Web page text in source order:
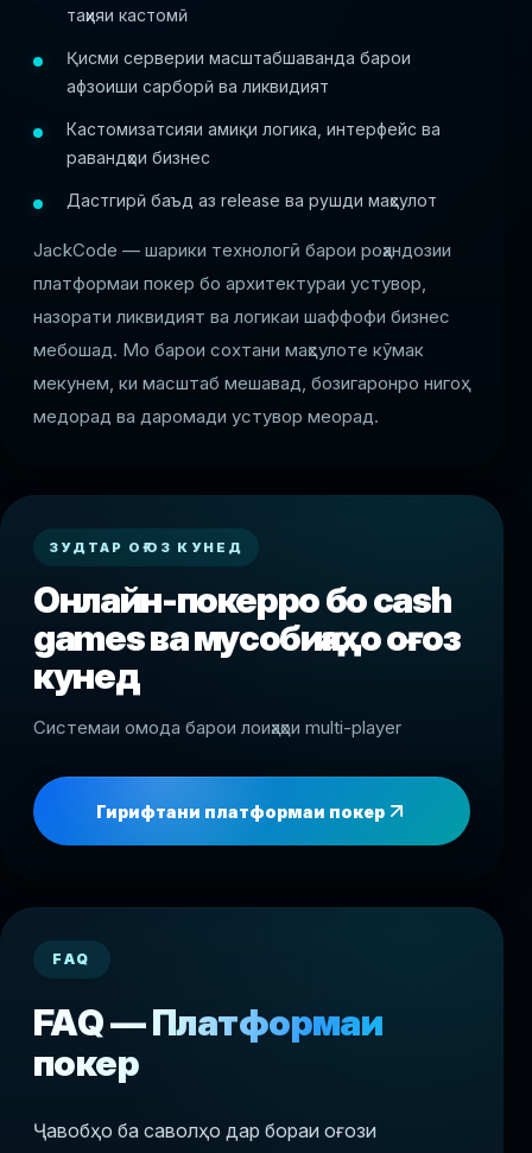
таҳияи кастомӣ
Қисми серверии масштабшаванда барои
афзоиши сарборӣ ва ликвидият
Кастомизатсияи амиқи логика, интерфейс ва
равандҳои бизнес
Дастгирӣ баъд аз release ва рушди маҳсулот
JackCode — шарики технологӣ барои роҳандозии
платформаи покер бо архитектураи устувор,
назорати ликвидият ва логикаи шаффофи бизнес
мебошад. Мо барои сохтани маҳсулоте кӯмак
мекунем, ки масштаб мешавад, бозигаронро нигоҳ
медорад ва даромади устувор меорад.
ЗУДТАР ОҒОЗ КУНЕД
Онлайн-покерро бо cash
games ва мусобиқаҳо оғоз
кунед
Системаи омода барои лоиҳаҳои multi-player
Гирифтани платформаи покер
FAQ
FAQ — Платформаи
покер
Ҷавобҳо ба саволҳо дар бораи оғози